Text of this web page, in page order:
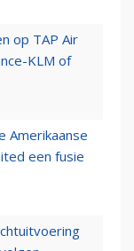
op TAP Air
KLM of
Amerikaanse
een fusie